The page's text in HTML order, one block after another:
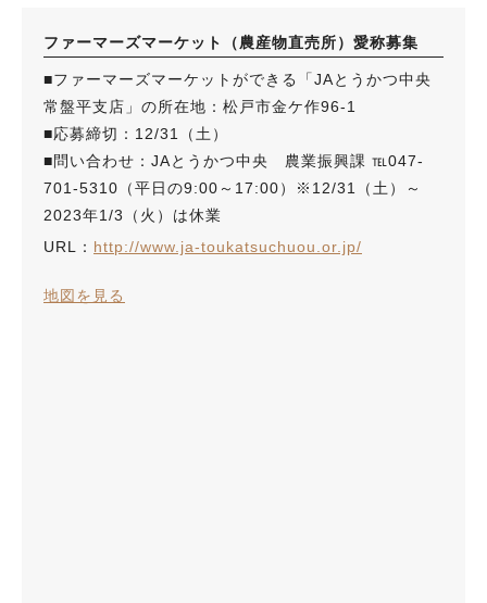
ファーマーズマーケット（農産物直売所）愛称募集
■ファーマーズマーケットができる「JAとうかつ中央
常盤平支店」の所在地：松戸市金ケ作96-1
■応募締切：12/31（土）
■問い合わせ：JAとうかつ中央 農業振興課 ℡047-
701-5310（平日の9:00～17:00）※12/31（土）～
2023年1/3（火）は休業
URL： http://www.ja-toukatsuchuou.or.jp/
地図を見る